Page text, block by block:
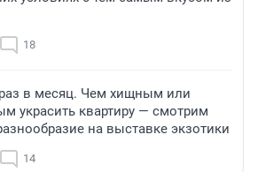
18
в месяц. Чем хищным или
украсить квартиру — смотрим
на выставке экзотики
14